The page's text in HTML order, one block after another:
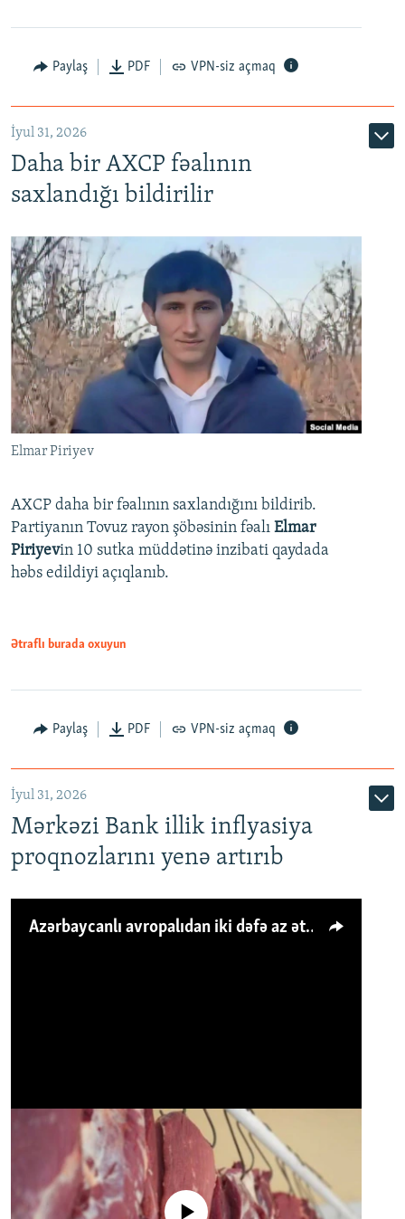
Paylaş PDF VPN-siz açmaq
İyul 31, 2026
Daha bir AXCP fəalının
saxlandığı bildirilir
Elmar Piriyev
AXCP daha bir fəalının saxlandığını bildirib.
Partiyanın Tovuz rayon şöbəsinin fəalı Elmar
Piriyevin 10 sutka müddətinə inzibati qaydada
həbs edildiyi açıqlanıb.
Ətraflı burada oxuyun
Paylaş PDF VPN-siz açmaq
İyul 31, 2026
Mərkəzi Bank illik inflyasiya
proqnozlarını yenə artırıb
Azərbaycanlı avropalıdan iki dəfə az ət yeyir, amma... 'Qiymət artımı qaçılmazdır'
No media source currently available